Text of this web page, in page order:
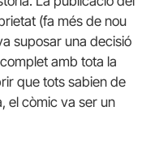
(fa més de nou
suposar una decisió
amb tota la
que tots sabien de
el còmic va ser un